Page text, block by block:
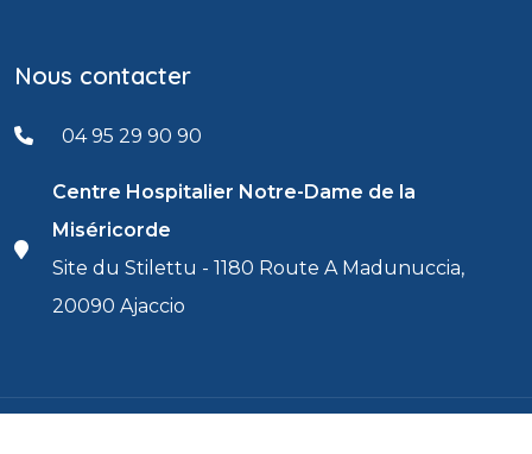
Nous contacter
04 95 29 90 90
Centre Hospitalier Notre-Dame de la
Miséricorde
Site du Stilettu - 1180 Route A Madunuccia,
20090 Ajaccio